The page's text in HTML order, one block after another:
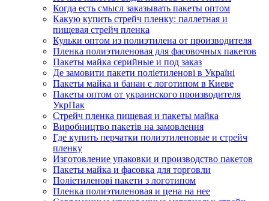
Когда есть смысл заказывать пакеты оптом
Какую купить стрейч пленку: паллетная и
пищевая стрейч пленка
Кульки оптом из полиэтилена от производителя
Пленка полиэтиленовая для фасовочных пакетов
Пакеты майка серийные и под заказ
Де замовити пакети поліетиленові в Україні
Пакеты майка и банан с логотипом в Киеве
Пакеты оптом от украинского производителя
УкрПак
Стрейч пленка пищевая и пакеты майка
Виробництво пакетів на замовлення
Где купить перчатки полиэтиленовые и стрейч
пленку
Изготовление упаковки и производство пакетов
Пакеты майка и фасовка для торговли
Поліетиленові пакети з логотипом
Пленка полиэтиленовая и цена на нее